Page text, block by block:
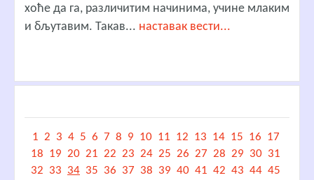
хоће да га, различитим начинима, учине млаким
и бљутавим. Такав... наставак вести...
1 2 3 4 5 6 7 8 9 10 11 12 13 14 15 16 17
18 19 20 21 22 23 24 25 26 27 28 29 30 31
32 33 34 35 36 37 38 39 40 41 42 43 44 45